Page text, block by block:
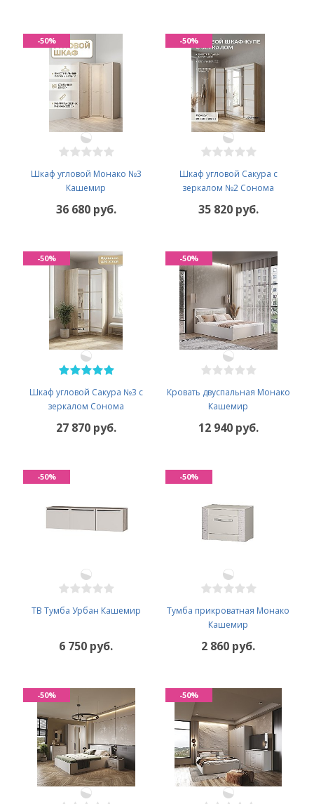
Шкаф угловой Монако №3
Кашемир
36 680 руб.
-50%
Шкаф угловой Сакура с
зеркалом №2 Сонома
35 820 руб.
-50%
Шкаф угловой Сакура №3 с
зеркалом Сонома
27 870 руб.
-50%
Кровать двуспальная Монако
Кашемир
12 940 руб.
-50%
ТВ Тумба Урбан Кашемир
6 750 руб.
-50%
Тумба прикроватная Монако
Кашемир
2 860 руб.
-50%
-50% -50%